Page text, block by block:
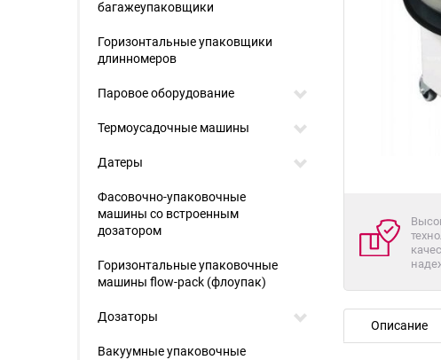
Описание
багажеупаковщики
Горизонтальные упаковщики
длинномеров
Паровое оборудование
Термоусадочные машины
Датеры
Фасовочно-упаковочные
машины со встроенным
дозатором
Горизонтальные упаковочные
машины flow-pack (флоупак)
Дозаторы
Вакуумные упаковочные